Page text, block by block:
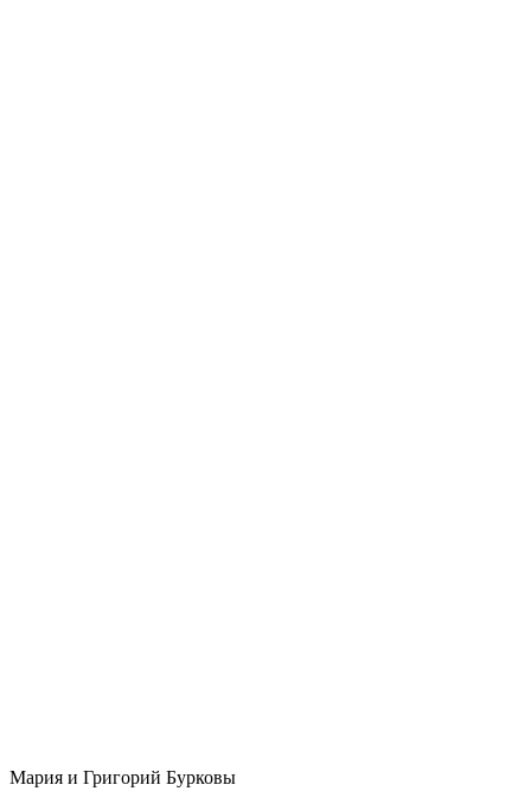
Мария и Григорий Бурковы